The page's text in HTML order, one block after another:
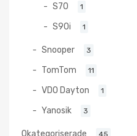
S70 1
S90i 1
Snooper 3
TomTom 11
VDO Dayton 1
Yanosik 3
Okategoriserade 45